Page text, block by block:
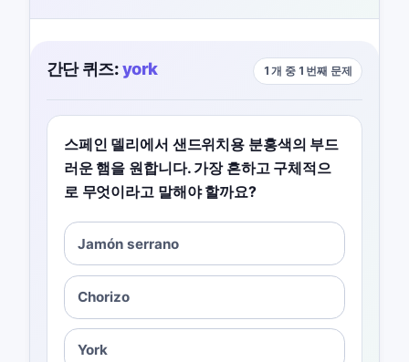
간단 퀴즈:york 1개 중 1번째 문제
스페인 델리에서 샌드위치용 분홍색의 부드
러운 햄을 원합니다. 가장 흔하고 구체적으
로 무엇이라고 말해야 할까요?
Jamón serrano
Chorizo
York